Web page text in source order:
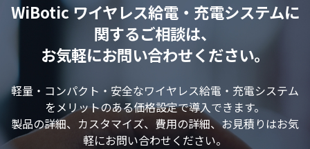
WiBotic ワイヤレス給電・充電システムに
関するご相談は、
お気軽にお問い合わせください。
軽量・コンパクト・安全なワイヤレス給電・充電システム
をメリットのある価格設定で導入できます。
製品の詳細、カスタマイズ、費用の詳細、お見積りはお気
軽にお問い合わせください。